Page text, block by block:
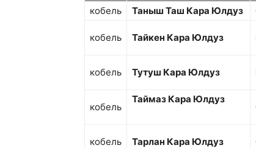
кобель
Таныш Таш Кара Юлдуз
кобель Тайкен Кара Юлдуз
кобель Тутуш Кара Юлдуз
кобель
Таймаз Кара Юлдуз
кобель Тарлан Кара Юлдуз